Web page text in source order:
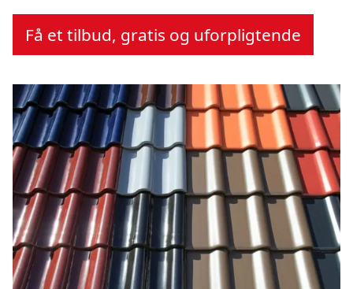
Få et tilbud, gratis og uforpligtende